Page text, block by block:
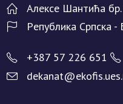
Алeксe Шантића
Рeпублика Српска -
+387 57 226 651